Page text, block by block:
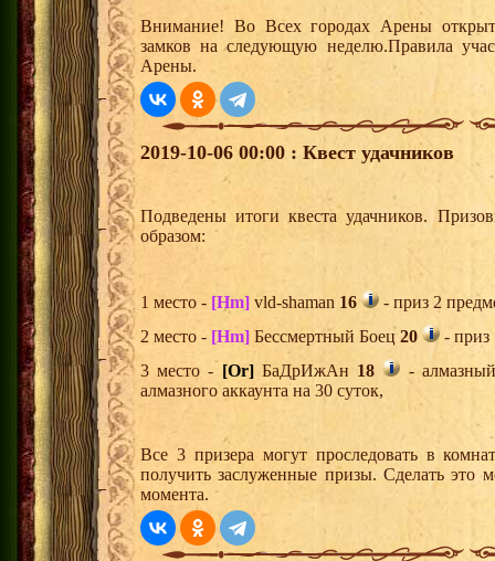
Внимание! Во Всех городах Арены
замков на следующую неделю.Правила
Арены.
2019-10-06 00:00 : Квест удачников
Подведены итоги квеста удачников.
образом:
1 место - [Hm] vld-shaman 16
- приз 2
2 место - [Hm] Бессмертный Боец 20
- приз
3 место -
[Or] БаДрИжАн 18
-
алмазного аккаунта на 30 суток,
Все 3 призера могут проследовать в
получить заслуженные призы. Сделать это
момента.